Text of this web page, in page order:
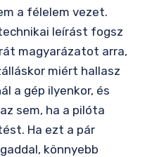
a félelem vezet.
leírást fogsz
magyarázatot arra,
miért hallasz
a gép ilyenkor, és
sem, ha a pilóta
Ha ezt a pár
könnyebb